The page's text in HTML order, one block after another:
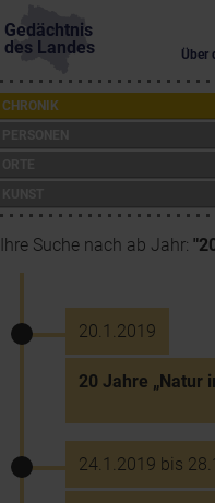
Gedächtnis
des Landes
Über
CHRONIK
Ihre Suche nach ab Jahr:
20.1.2019
20 Jahre „Natur
24.1.2019 bis